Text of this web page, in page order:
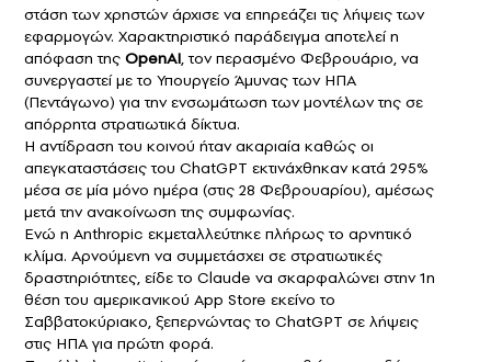
στάση των χρηστών άρχισε να επηρεάζει τις λήψεις των
εφαρμογών. Χαρακτηριστικό παράδειγμα αποτελεί η
απόφαση της OpenAI, τον περασμένο Φεβρουάριο, να
συνεργαστεί με το Υπουργείο Άμυνας των ΗΠΑ
(Πεντάγωνο) για την ενσωμάτωση των μοντέλων της σε
απόρρητα στρατιωτικά δίκτυα.
Η αντίδραση του κοινού ήταν ακαριαία καθώς οι
απεγκαταστάσεις του ChatGPT εκτινάχθηκαν κατά 295%
μέσα σε μία μόνο ημέρα (στις 28 Φεβρουαρίου), αμέσως
μετά την ανακοίνωση της συμφωνίας.
Ενώ η Anthropic εκμεταλλεύτηκε πλήρως το αρνητικό
κλίμα. Αρνούμενη να συμμετάσχει σε στρατιωτικές
δραστηριότητες, είδε το Claude να σκαρφαλώνει στην 1η
θέση του αμερικανικού App Store εκείνο το
Σαββατοκύριακο, ξεπερνώντας το ChatGPT σε λήψεις
στις ΗΠΑ για πρώτη φορά.